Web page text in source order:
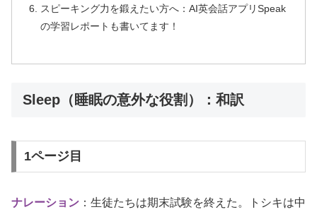
スピーキング力を鍛えたい方へ：AI英会話アプリSpeak
の学習レポートも書いてます！
Sleep（睡眠の意外な役割）：和訳
1ページ目
ナレーション ：生徒たちは期末試験を終えた。トシキは中